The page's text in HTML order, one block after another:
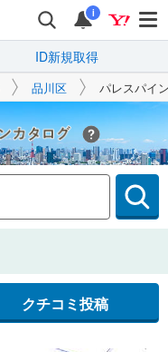
i
ID新規取得
品川区 パレスパイ
Yahoo!不動産
クチコミ投稿